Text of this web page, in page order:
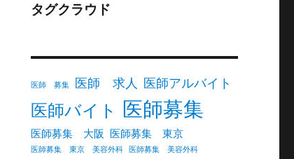
タグクラウド
医師 募集 医師 求人 医師アルバイト
医師バイト 医師募集
医師募集 大阪 医師募集 東京
医師募集 東京 美容外科 医師募集 美容外科